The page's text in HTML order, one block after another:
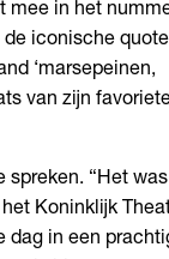
mee in het
de iconische quote
‘marsepeinen,
van zijn
spreken. “Het was
Koninklijk
dag in een